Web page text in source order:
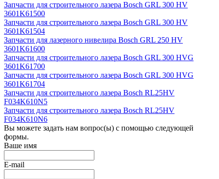
Запчасти для строительного лазера Bosch GRL 300 HV
3601K61500
Запчасти для строительного лазера Bosch GRL 300 HV
3601K61504
Запчасти для лазерного нивелира Bosch GRL 250 HV
3601K61600
Запчасти для строительного лазера Bosch GRL 300 HVG
3601K61700
Запчасти для строительного лазера Bosch GRL 300 HVG
3601K61704
Запчасти для строительного лазера Bosch RL25HV
F034K610N5
Запчасти для строительного лазера Bosch RL25HV
F034K610N6
Вы можете задать нам вопрос(ы) с помощью следующей
формы.
Ваше имя
E-mail